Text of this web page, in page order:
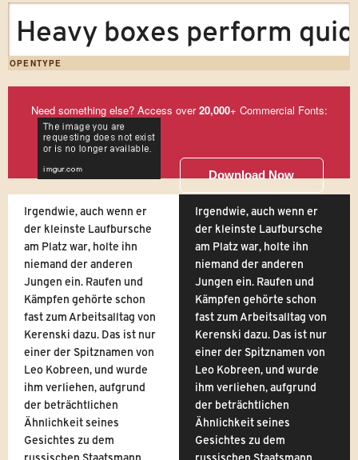
Heavy boxes perform
OPENTYPE
Need something else? Access over20,000+ Commercial Fonts:
Download Now
Irgendwie, auch wenn er
der kleinste Laufbursche
am Platz war, holte ihn
niemand der anderen
Jungen ein. Raufen und
Kämpfen gehörte schon
fast zum Arbeitsalltag von
Kerenski dazu. Das ist nur
einer der Spitznamen von
Leo Kobreen, und wurde
ihm verliehen, aufgrund
der beträchtlichen
Ähnlichkeit seines
Gesichtes zu dem
Irgendwie, auch wenn er
der kleinste Laufbursche
am Platz war, holte ihn
niemand der anderen
Jungen ein. Raufen und
Kämpfen gehörte schon
fast zum Arbeitsalltag von
Kerenski dazu. Das ist nur
einer der Spitznamen von
Leo Kobreen, und wurde
ihm verliehen, aufgrund
der beträchtlichen
Ähnlichkeit seines
Gesichtes zu dem